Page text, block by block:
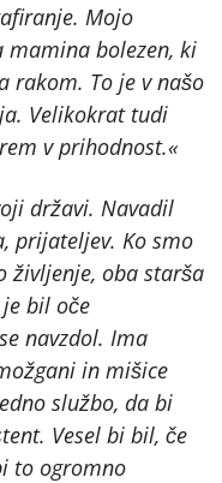
Mojo
mamina bolezen, ki
rakom. To je v našo
Velikokrat tudi
v prihodnost.«
državi. Navadil
prijateljev. Ko smo
življenje, oba starša
bil oče
navzdol. Ima
in mišice
službo, da bi
Vesel bi bil, če
to ogromno